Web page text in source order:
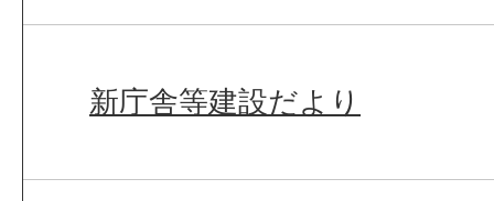
新庁舎等建設だより